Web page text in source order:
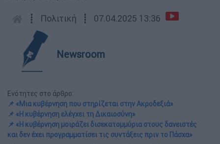
┋ Πολιτική ┋ 07.04.2025 13:36
Newsroom
Ενότητες στο άρθρο:
📌 «Μια κυβέρνηση που στηρίζεται στην Ακροδεξιά»
📌 «Η κυβέρνηση ελέγχει τη Δικαιοσύνη»
📌 «Η κυβέρνηση μοιράζει δισεκατομμύρια στους δανειστές
και δεν έχει προγραμματίσει τις συντάξεις πριν το Πάσχα»